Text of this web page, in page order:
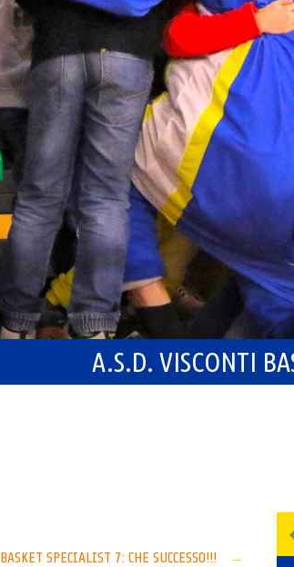
A.S.D. VISCONTI
BASKET SPECIALIST 7: CHE SUCCESSO!!! →